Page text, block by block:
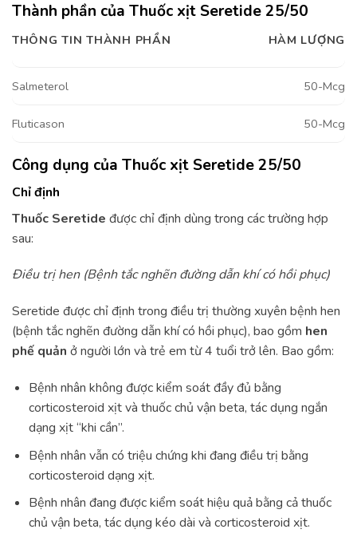
Thành phần của Thuốc xịt Seretide 25/50
THÔNG TIN THÀNH PHẦN HÀM LƯỢNG
Salmeterol 50-Mcg
Fluticason 50-Mcg
Công dụng của Thuốc xịt Seretide 25/50
Chỉ định
Thuốc Seretide được chỉ định dùng trong các trường hợp
sau:
Ðiều trị hen (Bệnh tắc nghẽn đường dẫn khí có hồi phục)
Seretide được chỉ định trong điều trị thường xuyên bệnh hen
(bệnh tắc nghẽn đường dẫn khí có hồi phục), bao gồm hen
phế quản ở người lớn và trẻ em từ 4 tuổi trở lên. Bao gồm:
Bệnh nhân không được kiểm soát đầy đủ bằng
corticosteroid xịt và thuốc chủ vận beta, tác dụng ngắn
dạng xịt “khi cần”.
Bệnh nhân vẫn có triệu chứng khi đang điều trị bằng
corticosteroid dạng xịt.
Bệnh nhân đang được kiểm soát hiệu quả bằng cả thuốc
chủ vận beta, tác dụng kéo dài và corticosteroid xịt.